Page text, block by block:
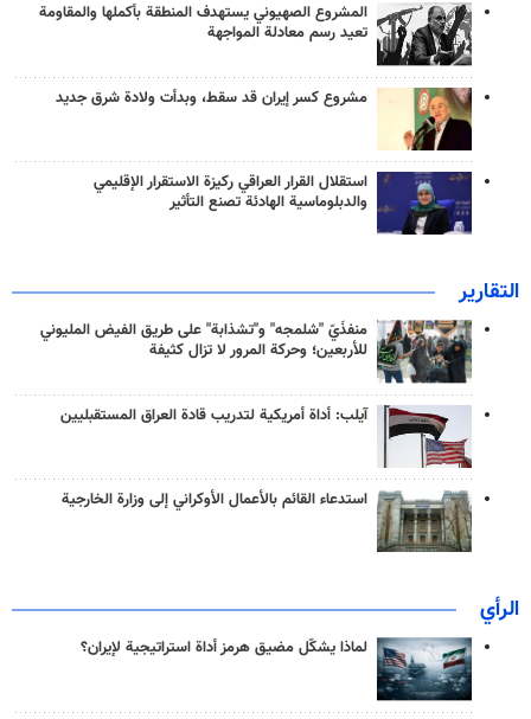
المشروع الصهيوني يستهدف المنطقة بأكملها والمقاومة
تعيد رسم معادلة المواجهة
مشروع كسر إيران قد سقط، وبدأت ولادة شرق جديد
استقلال القرار العراقي ركيزة الاستقرار الإقليمي
والدبلوماسية الهادئة تصنع التأثير
التقارير
منفذَيّ "شلمجه" و"تشذابة" على طريق الفيض المليوني
للأربعين؛ وحركة المرور لا تزال كثيفة
آيلب: أداة أمريكية لتدريب قادة العراق المستقبليين
استدعاء القائم بالأعمال الأوكراني إلى وزارة الخارجية
الرأي
لماذا يشكّل مضيق هرمز أداة استراتيجية لإيران؟